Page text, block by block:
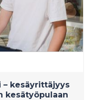
– kesäyrittäjyys
kesätyöpulaan